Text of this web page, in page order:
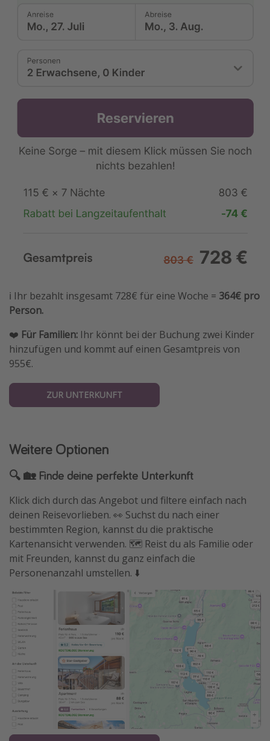
ℹ️ Ihr bezahlt insgesamt 728€ für eine Woche = 364€ pro
Person.
❤️ Für Familien: Ihr könnt bei der Buchung zwei Kinder
hinzufügen und kommt auf einen Gesamtpreis von
955€.
ZUR UNTERKUNFT
Weitere Optionen
🔍 🏡 Finde deine perfekte Unterkunft
Klick dich durch das Angebot und filtere einfach nach
deinen Reisevorlieben. 👀 Suchst du nach einer
bestimmten Region, kannst du die praktische
Kartenansicht verwenden. 🗺️ Reist du als Familie oder
mit Freunden, kannst du ganz einfach die
Personenanzahl umstellen. ⬇️